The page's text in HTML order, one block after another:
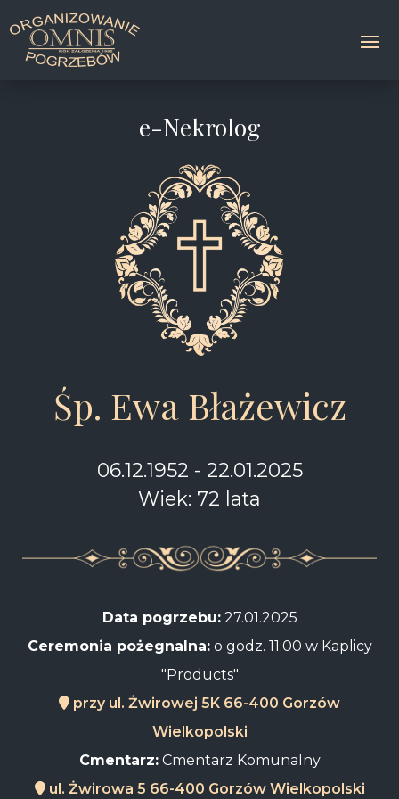
e-Nekrolog
Śp. Ewa Błażewicz
06.12.1952 - 22.01.2025
Wiek: 72 lata
Data pogrzebu:27.01.2025
Ceremonia pożegnalna:o godz. 11:00 w Kaplicy
"Products"
przy ul. Żwirowej 5K 66-400 Gorzów
Wielkopolski
Cmentarz:Cmentarz Komunalny
ul. Żwirowa 5 66-400 Gorzów Wielkopolski